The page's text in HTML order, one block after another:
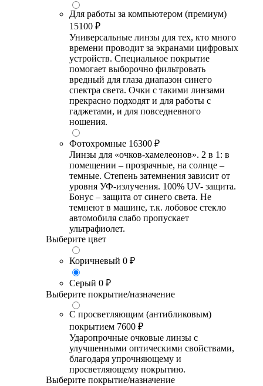
Для работы за компьютером (премиум)
15100 ₽
Универсальные линзы для тех, кто много
времени проводит за экранами цифровых
устройств. Специальное покрытие
помогает выборочно фильтровать
вредный для глаза диапазон синего
спектра света. Очки с такими линзами
прекрасно подходят и для работы с
гаджетами, и для повседневного
ношения.
Фотохромные 16300 ₽
Линзы для «очков-хамелеонов». 2 в 1: в
помещении – прозрачные, на солнце –
темные. Степень затемнения зависит от
уровня УФ-излучения. 100% UV- защита.
Бонус – защита от синего света. Не
темнеют в машине, т.к. лобовое стекло
автомобиля слабо пропускает
ультрафиолет.
Выберите цвет
Коричневый 0 ₽
Серый 0 ₽
Выберите покрытие/назначение
С просветляющим (антибликовым)
покрытием 7600 ₽
Ударопрочные очковые линзы с
улучшенными оптическими свойствами,
благодаря упрочняющему и
просветляющему покрытию.
Выберите покрытие/назначение